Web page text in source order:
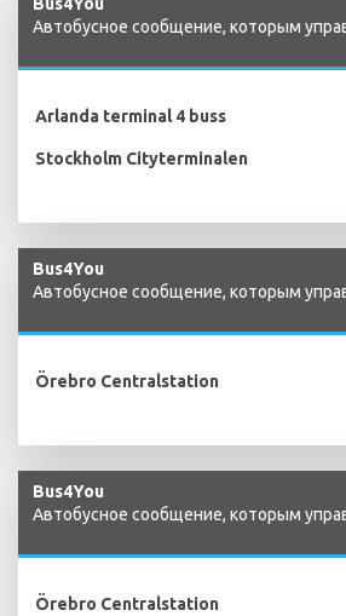
Bus4You
Автобусное сообщение, которым
Arlanda terminal 4 buss
Stockholm Cityterminalen
Bus4You
Автобусное сообщение, которым
Örebro Centralstation
Bus4You
Автобусное сообщение, которым
Örebro Centralstation